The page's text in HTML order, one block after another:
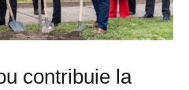
contribuie la